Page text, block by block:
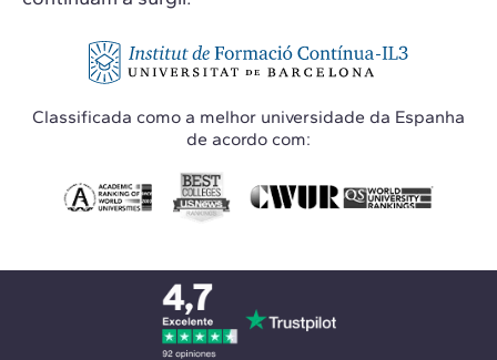
Classificada como a melhor universidade da Espanha
de acordo com: